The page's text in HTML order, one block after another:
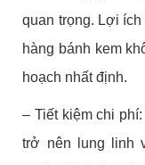
quan trọng. Lợi
hàng bánh kem
hoạch nhất định.
– Tiết kiệm chi
trở nên lung linh